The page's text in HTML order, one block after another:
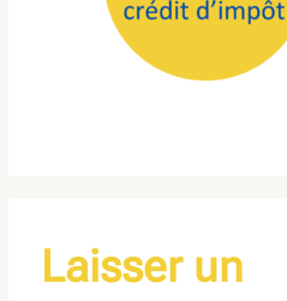
Laisser un